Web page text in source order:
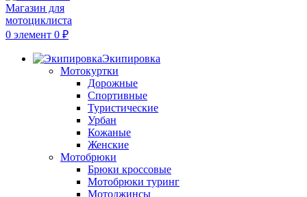
0 элемент 0 ₽
Экипировка
Мотокуртки
Дорожные
Спортивные
Туристические
Урбан
Кожаные
Женские
Мотобрюки
Брюки кроссовые
Мотобрюки туринг
Мотоджинсы